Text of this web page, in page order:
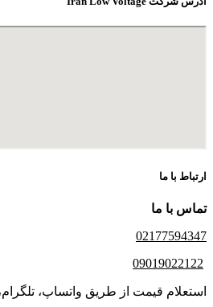
ارتباط با ما
تماس با ما
02177594347
09019022122
استعلام قیمت از طریق واتساپ،